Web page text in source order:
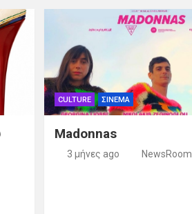
CULTURE ΣΙΝΕΜΑ
Madonnas
3 μήνες ago NewsRoom